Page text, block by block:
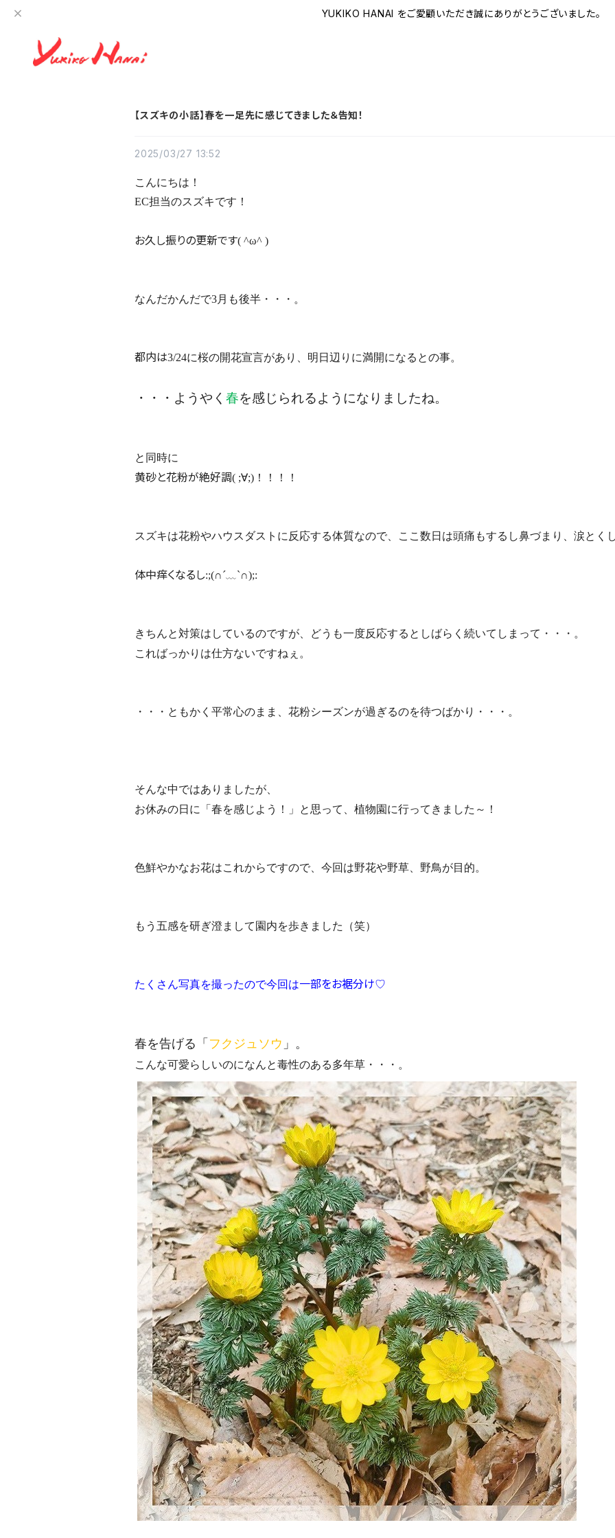
YUKIKO HANAI をご愛顧いただき誠にありがとうございました。
【スズキの小話】春を一足先に感じてきました＆告知！
2025/03/27 13:52
こんにちは！
EC担当のスズキです！
お久し振りの更新です( ^ω^ )
なんだかんだで3月も後半・・・。
都内は3/24に桜の開花宣言があり、明日辺りに満開になるとの事。
・・・ ようやく 春を感じられるようになりましたね。
と同時に
黄砂と花粉が絶好調( ;∀;)！！！！
スズキは花粉やハウスダストに反応する体質なので、ここ数日は頭痛もするし鼻づまり、涙とく
体中痒くなるし:;(∩´﹏`∩);:
きちんと対策はしているのですが、どうも一度反応するとしばらく続いてしまって・・・。
こればっかりは仕方ないですねぇ。
・・・ともかく平常心のまま、花粉シーズンが過ぎるのを待つばかり・・・。
そんな中ではありましたが、
お休みの日に「春を感じよう！」と思って、植物園に行ってきました～！
色鮮やかなお花はこれからですので、今回は野花や野草、野鳥が目的。
もう五感を研ぎ澄まして園内を歩きました（笑）
たくさん写真を撮ったので今回は一部をお裾分け♡
春を告げる「 フクジュソウ 」。
こんな可愛らしいのになんと毒性のある多年草・・・。